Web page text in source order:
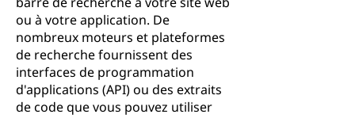
ou à votre application. De
nombreux moteurs et plateformes
de recherche fournissent des
interfaces de programmation
d'applications (API) ou des extraits
de code que vous pouvez utiliser